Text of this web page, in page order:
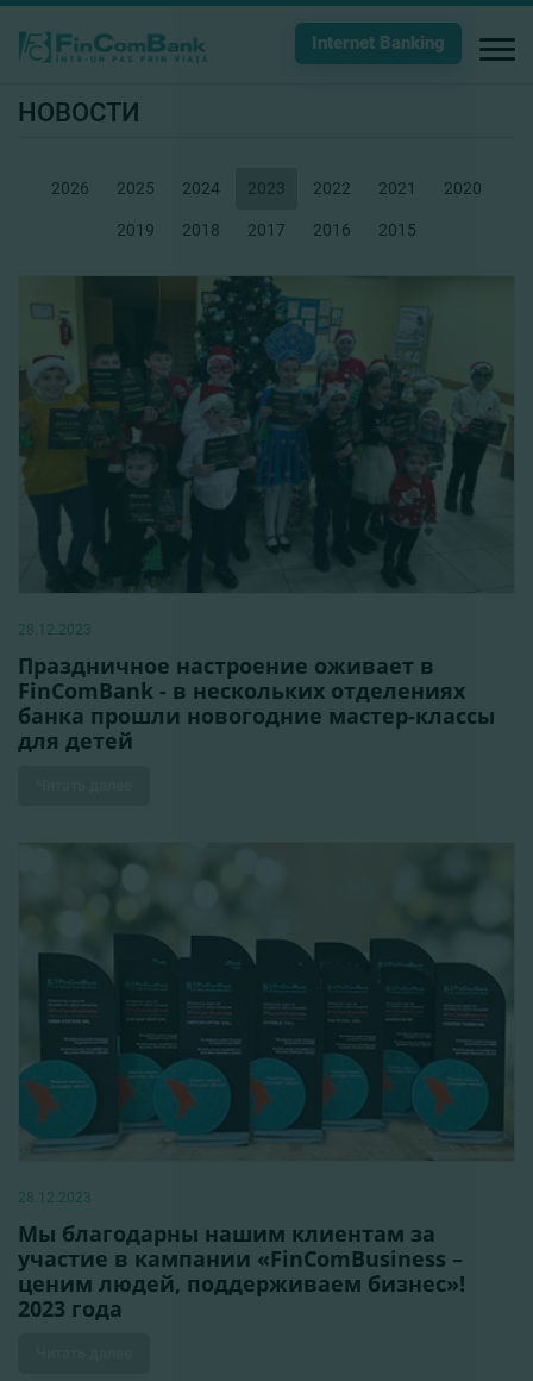
Internet Banking
НОВОСТИ
2026 2025 2024 2023 2022 2021 2020
2019 2018 2017 2016 2015
28.12.2023
Праздничное настроение оживает в
FinComBank - в нескольких отделениях
банка прошли новогодние мастер-классы
для детей
28.12.2023
Мы благодарны нашим клиентам за
участие в кампании «FinComBusiness –
ценим людей, поддерживаем бизнес»!
2023 года